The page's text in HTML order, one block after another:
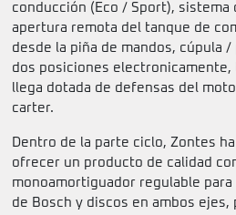
conducción (Eco / Sport), sistema
apertura remota del tanque de
desde la piña de mandos, cúpula
dos posiciones electronicamente,
llega dotada de defensas del
carter.
Dentro de la parte ciclo, Zontes
ofrecer un producto de calidad
monoamortiguador regulable para
de Bosch y discos en ambos ejes,